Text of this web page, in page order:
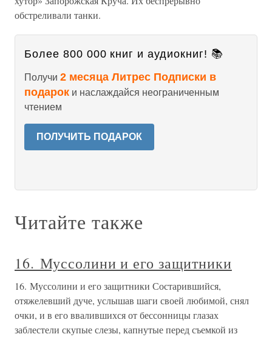
обстреливали танки.
Более 800 000 книг и аудиокниг! 📚
Получи 2 месяца Литрес Подписки в
подарок и наслаждайся неограниченным
чтением
ПОЛУЧИТЬ ПОДАРОК
Читайте также
16. Муссолини и его защитники
16. Муссолини и его защитники Состарившийся,
отяжелевший дуче, услышав шаги своей любимой, снял
очки, и в его ввалившихся от бессонницы глазах
заблестели скупые слезы, капнутые перед съемкой из